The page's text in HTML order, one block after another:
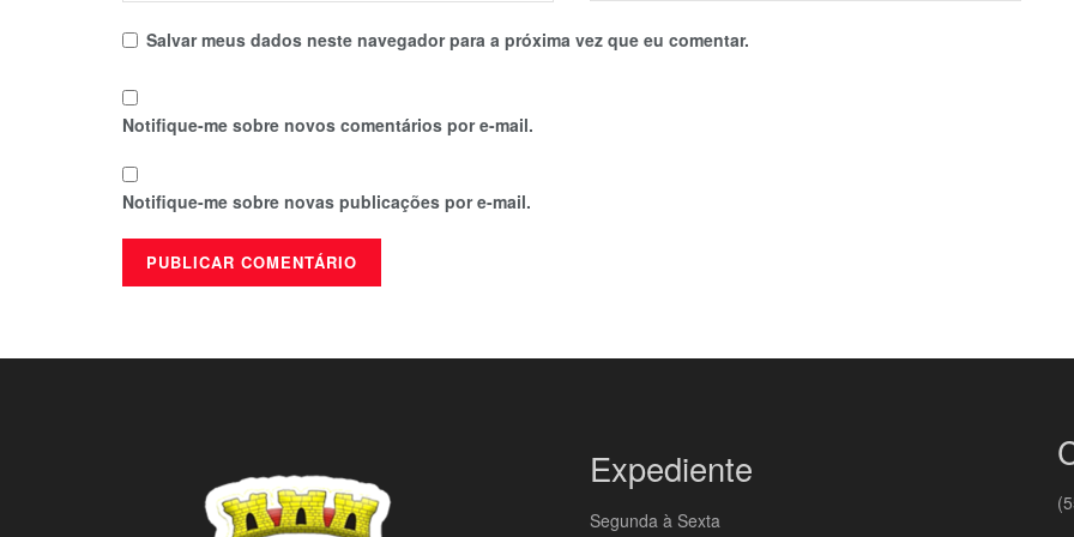
Salvar meus dados neste navegador para a próxima vez que eu comentar.
Notifique-me sobre novos comentários por e-mail.
Notifique-me sobre novas publicações por e-mail.
Expediente
Segunda à Sexta